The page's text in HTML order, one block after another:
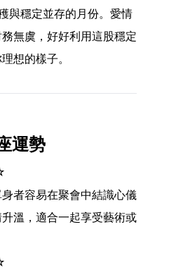
與穩定並存的月份。愛情
無虞，好好利用這股穩定
想的樣子。
運勢
者容易在聚會中結識心儀
溫，適合一起享受藝術或